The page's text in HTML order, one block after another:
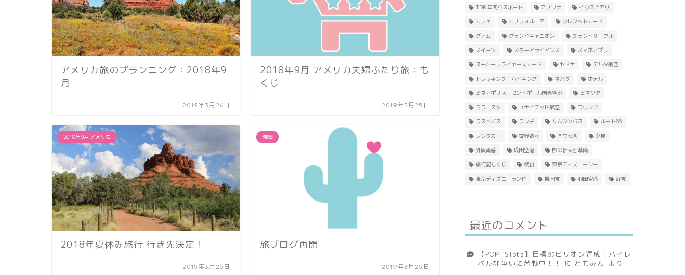
アメリカ旅のプランニング：2018年9
月
2019年3月26日
2018年9月 アメリカ夫婦ふたり旅：も
くじ
2019年3月25日
2018年9月 アメリカ
2018年夏休み旅行 行き先決定！
2019年3月25日
雑談
旅ブログ再開
2019年3月25日
TDR 年間パスポート
アリゾナ
イクスピアリ
カフェ
カリフォルニア
クレジットカード
グアム
グランドキャニオン
グランドサークル
スイーツ
スターアライアンス
スマホアプリ
スーパーフライヤーズカード
セドナ
デルタ航空
トレッキング・ハイキング
ネバダ
ホテル
ミネアポリス・セントポール国際空港
ミネソタ
ミラコスタ
ユナイテッド航空
ラウンジ
ラスベガス
ランチ リムジンバス
ルート66
レンタカー
世界遺産 国立公園
夕食
外貨両替
成田空港
旅の計画と準備
旅行記もくじ
朝食
東京ディズニーシー
東京ディズニーランド
機内食 羽田空港 軽食
最近のコメント
【POP! Slots】目標のビリオン達成！ハイレ
ベルな争いに苦戦中！！
に ともみん より